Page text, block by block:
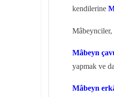
kendilerine
Mâbeynciler,
Mâbeyn
yapmak ve
Mâbeyn